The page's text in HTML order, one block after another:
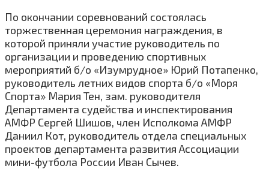
По окончании соревнований состоялась
торжественная церемония награждения, в
которой приняли участие руководитель по
организации и проведению спортивных
мероприятий б/о «Изумрудное» Юрий Потапенко,
руководитель летних видов спорта б/о «Моря
Спорта» Мария Тен, зам. руководителя
Департамента судейства и инспектирования
АМФР Сергей Шишов, член Исполкома АМФР
Даниил Кот, руководитель отдела специальных
проектов департамента развития Ассоциации
мини-футбола России Иван Сычев.